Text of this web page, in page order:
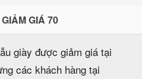
GIÁ 70
giày được giảm giá tại
các khách hàng tại